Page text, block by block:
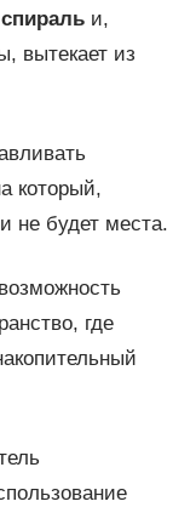
и,
вытекает из
который,
не будет места.
где